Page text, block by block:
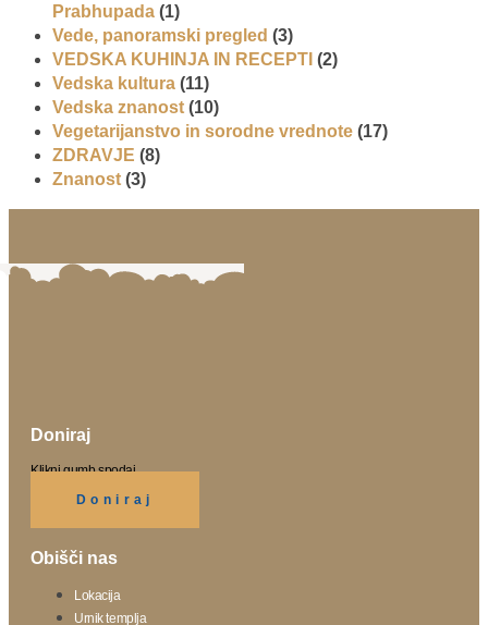
Prabhupada (1)
Vede, panoramski pregled (3)
VEDSKA KUHINJA IN RECEPTI (2)
Vedska kultura (11)
Vedska znanost (10)
Vegetarijanstvo in sorodne vrednote (17)
ZDRAVJE (8)
Znanost (3)
Doniraj
Klikni gumb spodaj.
Doniraj
Obišči nas
Lokacija
Urnik templja